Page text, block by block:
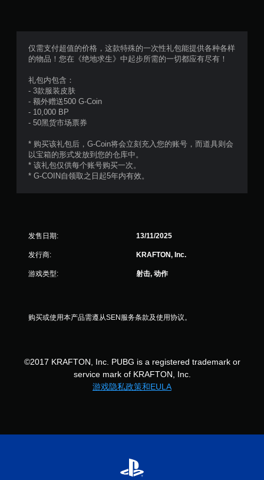
，
价
仅需支付超值的价格，这款特殊的一次性礼包能提供各种各样
的物品！您在《绝地求生》中起步所需的一切都应有尽有！
礼包内包含：
- 3款服装皮肤
- 额外赠送500 G-Coin
- 10,000 BP
- 50黑货市场票券
* 购买该礼包后，G-Coin将会立刻充入您的账号，而道具则会
以宝箱的形式发放到您的仓库中。
* 该礼包仅供每个账号购买一次。
* G-COIN自领取之日起5年内有效。
发售日期: 13/11/2025
发行商: KRAFTON, Inc.
游戏类型: 射击, 动作
购买或使用本产品需遵从SEN服务条款及使用协议。
©2017 KRAFTON, Inc. PUBG is a registered trademark or
service mark of KRAFTON, Inc.
游戏隐私政策和EULA